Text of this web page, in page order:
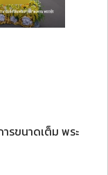
รขนาดเต็ม พระ